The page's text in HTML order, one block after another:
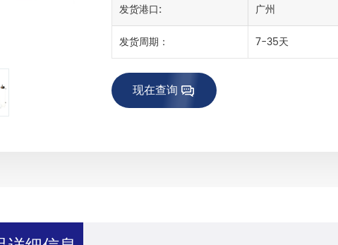
发货港口:
广州
发货周期：
7-35天
现在查询